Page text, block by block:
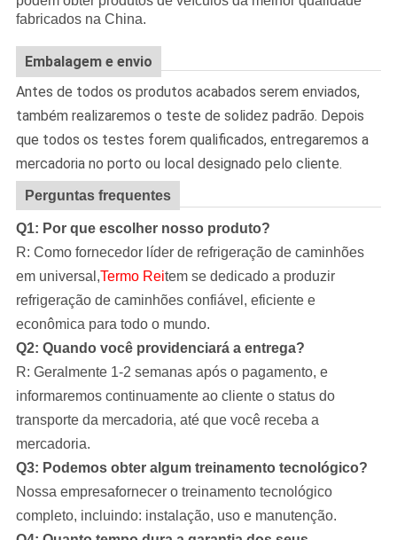
fabricados na China.
Embalagem e envio
Antes de todos os produtos acabados serem enviados,
também realizaremos o teste de solidez padrão. Depois
que todos os testes forem qualificados, entregaremos a
mercadoria no porto ou local designado pelo cliente.
Perguntas frequentes
Q1: Por que escolher nosso produto?
R: Como fornecedor líder de refrigeração de caminhões
em universal,Termo Reitem se dedicado a produzir
refrigeração de caminhões confiável, eficiente e
econômica para todo o mundo.
Q2: Quando você providenciará a entrega?
R: Geralmente 1-2 semanas após o pagamento, e
informaremos continuamente ao cliente o status do
transporte da mercadoria, até que você receba a
mercadoria.
Q3: Podemos obter algum treinamento tecnológico?
Nossa empresafornecer o treinamento tecnológico
completo, incluindo: instalação, uso e manutenção.